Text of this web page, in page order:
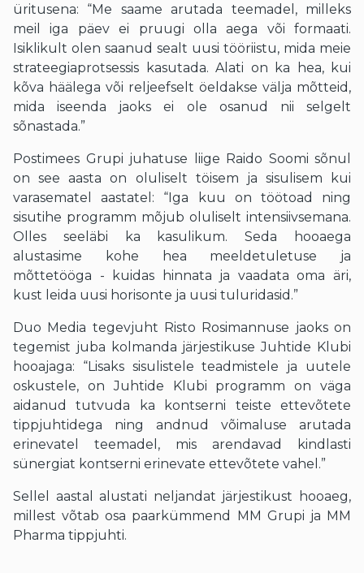
üritusena: “Me saame arutada teemadel, milleks
meil iga päev ei pruugi olla aega või formaati.
Isiklikult olen saanud sealt uusi tööriistu, mida meie
strateegiaprotsessis kasutada. Alati on ka hea, kui
kõva häälega või reljeefselt öeldakse välja mõtteid,
mida iseenda jaoks ei ole osanud nii selgelt
sõnastada.”
Postimees Grupi juhatuse liige Raido Soomi sõnul
on see aasta on oluliselt töisem ja sisulisem kui
varasematel aastatel: “Iga kuu on töötoad ning
sisutihe programm mõjub oluliselt intensiivsemana.
Olles seeläbi ka kasulikum. Seda hooaega
alustasime kohe hea meeldetuletuse ja
mõttetööga - kuidas hinnata ja vaadata oma äri,
kust leida uusi horisonte ja uusi tuluridasid.”
Duo Media tegevjuht Risto Rosimannuse jaoks on
tegemist juba kolmanda järjestikuse Juhtide Klubi
hooajaga: “Lisaks sisulistele teadmistele ja uutele
oskustele, on Juhtide Klubi programm on väga
aidanud tutvuda ka kontserni teiste ettevõtete
tippjuhtidega ning andnud võimaluse arutada
erinevatel teemadel, mis arendavad kindlasti
sünergiat kontserni erinevate ettevõtete vahel.”
Sellel aastal alustati neljandat järjestikust hooaeg,
millest võtab osa paarkümmend MM Grupi ja MM
Pharma tippjuhti.